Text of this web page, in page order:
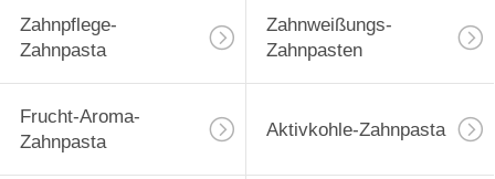
Zahnpflege-
Zahnpasta
Zahnweißungs-
Zahnpasten
Frucht-Aroma-
Zahnpasta
Aktivkohle-Zahnpasta